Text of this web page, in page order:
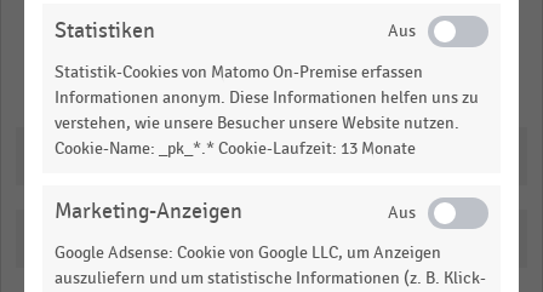
View
data
table.
Merken Teilen
Downloads
Statistiken
Statistik-Cookies von Matomo On-Premise erfassen
Informationen anonym. Diese Informationen helfen uns zu
verstehen, wie unsere Besucher unsere Website nutzen.
Cookie-Name: _pk_*.* Cookie-Laufzeit: 13 Monate
Marketing-Anzeigen
Google Adsense: Cookie von Google LLC, um Anzeigen
auszuliefern und um statistische Informationen (z. B. Klick-